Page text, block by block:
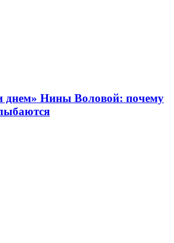
днем» Нины Воловой: почему